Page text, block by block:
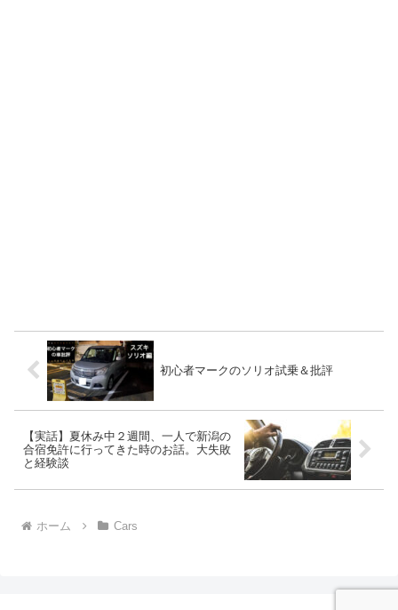
初心者マークのソリオ試乗＆批評
【実話】夏休み中２週間、一人で新潟の
合宿免許に行ってきた時のお話。大失敗
と経験談
ホーム Cars